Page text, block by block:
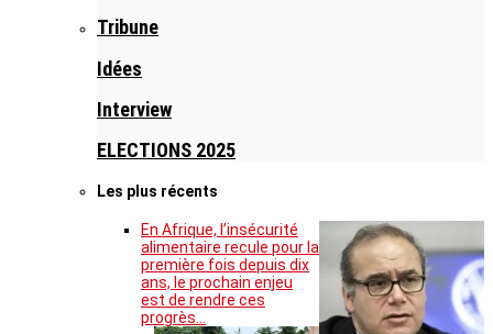
Tribune
Idées
Interview
ELECTIONS 2025
Les plus récents
En Afrique, l’insécurité
alimentaire recule pour la
première fois depuis dix
ans, le prochain enjeu
est de rendre ces
progrès…